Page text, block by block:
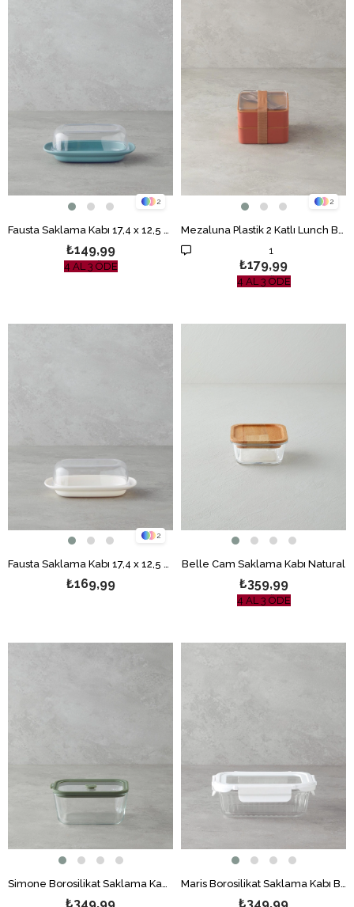
2
₺149,99
4 AL 3 ÖDE
2
1
₺179,99
4 AL 3 ÖDE
2
Fausta Saklama Kabı 17,4 x 12,5 x 6 cm Krem
₺169,99
Belle Cam Saklama Kabı Natural
₺359,99
4 AL 3 ÖDE
₺349,99 ₺349,99